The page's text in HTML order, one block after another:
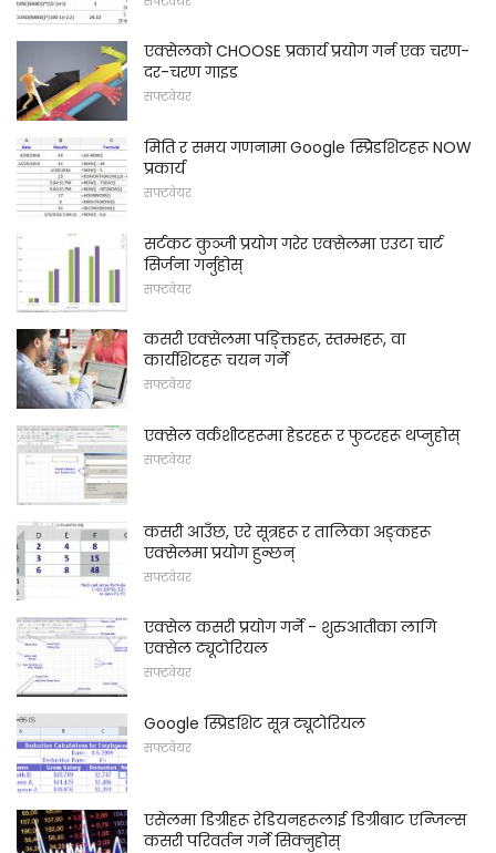
एक्सेलको CHOOSE प्रकार्य प्रयोग गर्न एक चरण-
दर-चरण गाइड
सफ्टवेयर
मिति र समय गणनामा Google स्प्रिेडशिटहरू NOW
प्रकार्य
सफ्टवेयर
सर्टकट कुञ्जी प्रयोग गरेर एक्सेलमा एउटा चार्ट
सिर्जना गर्नुहोस्
सफ्टवेयर
कसरी एक्सेलमा पङ्क्तिहरू, स्तम्भहरू, वा
कार्यशिटहरू चयन गर्ने
सफ्टवेयर
एक्सेल वर्कशीटहरूमा हेडरहरू र फुटरहरू थप्नुहोस्
सफ्टवेयर
कसरी आउँछ, एरे सूत्रहरू र तालिका अङ्कहरू
एक्सेलमा प्रयोग हुन्छन्
सफ्टवेयर
एक्सेल कसरी प्रयोग गर्ने - शुरुआतीका लागि
एक्सेल ट्यूटोरियल
सफ्टवेयर
Google स्प्रिडशिट सूत्र ट्यूटोरियल
सफ्टवेयर
एसेलमा डिग्रीहरू रेडियनहरूलाई डिग्रीबाट एन्जिल्स
कसरी परिवर्तन गर्ने सिक्नुहोस्